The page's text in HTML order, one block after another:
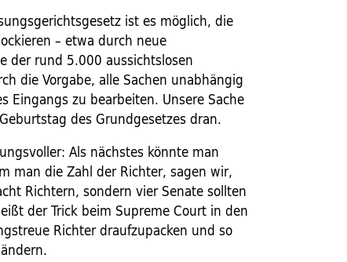
ist es möglich, die
– etwa durch neue
der rund 5.000 aussichtslosen
die Vorgabe, alle Sachen unabhängig
Eingangs zu bearbeiten. Unsere Sache
des Grundgesetzes dran.
Als nächstes könnte man
man die Zahl der Richter, sagen wir,
Richtern, sondern vier Senate sollten
der Trick beim Supreme Court in den
Richter draufzupacken und so